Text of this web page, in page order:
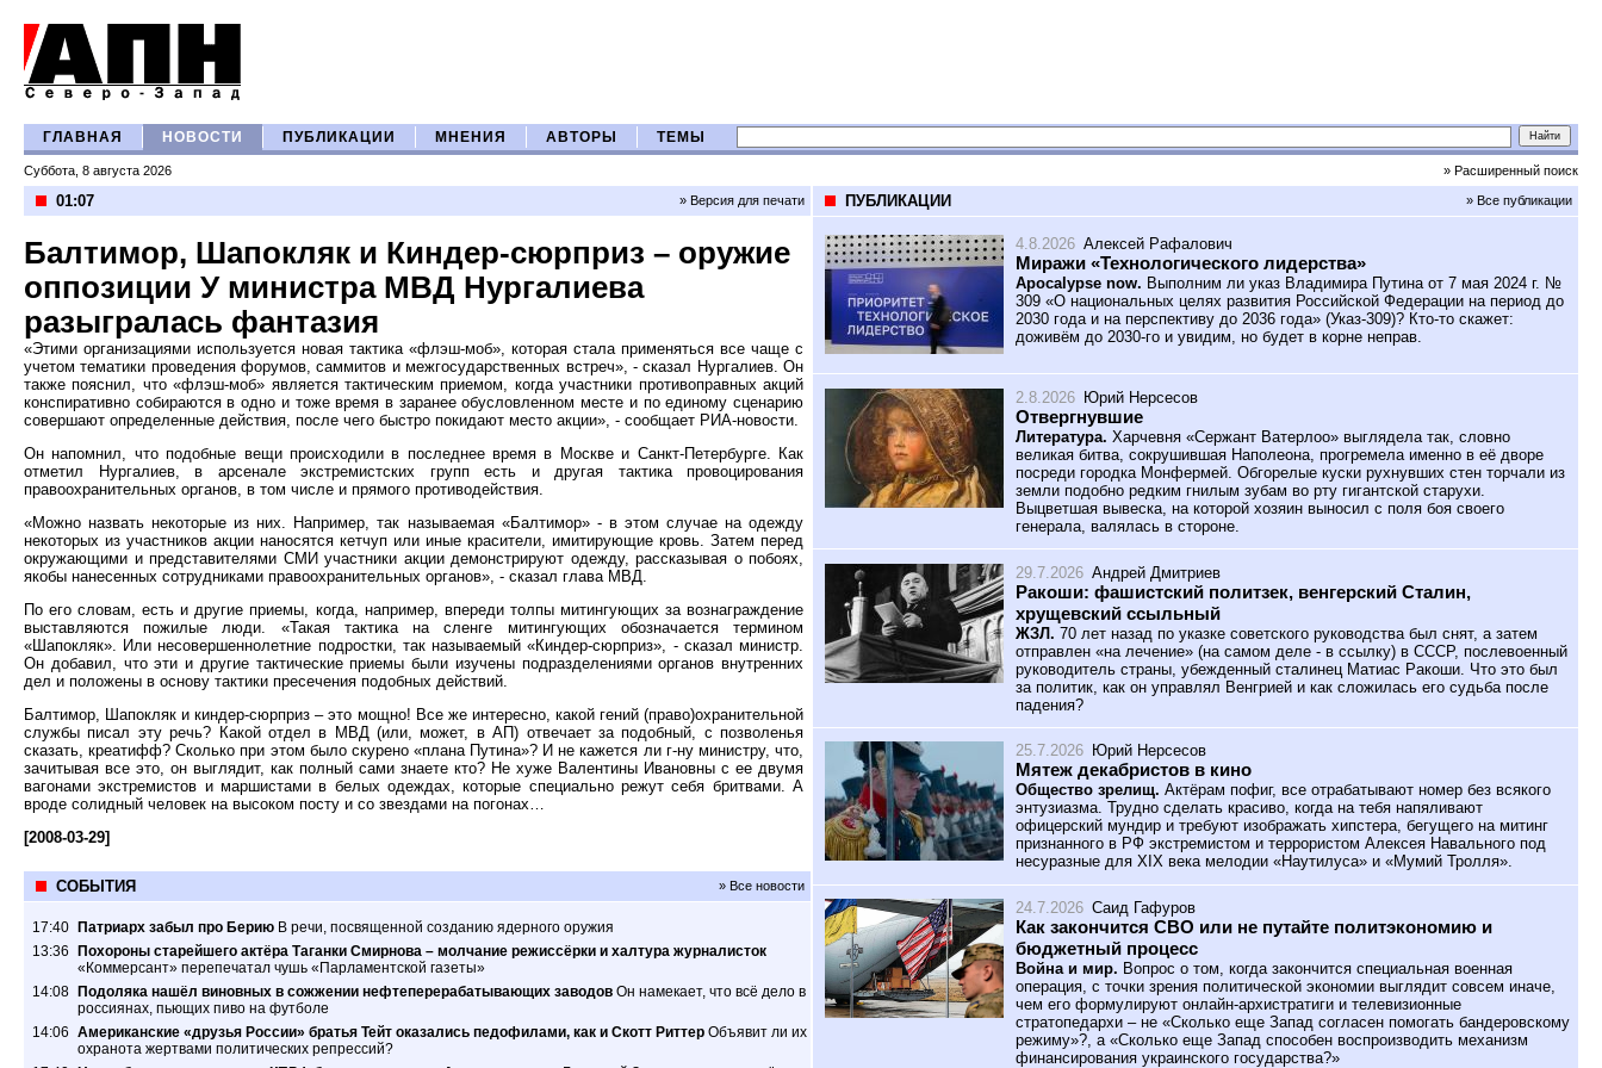
ГЛАВНАЯ НОВОСТИ ПУБЛИКАЦИИ МНЕНИЯ АВТОРЫ ТЕМЫ
Суббота, 8 августа 2026 » Расширенный поиск
01:07 » Версия для печати
Балтимор, Шапокляк и Киндер-сюрприз – оружие
оппозиции У министра МВД Нургалиева
разыгралась фантазия
«Этими организациями используется новая тактика «флэш-моб», которая стала применяться все чаще с
учетом тематики проведения форумов, саммитов и межгосударственных встреч», - сказал Нургалиев. Он
также пояснил, что «флэш-моб» является тактическим приемом, когда участники противоправных акций
конспиративно собираются в одно и тоже время в заранее обусловленном месте и по единому сценарию
совершают определенные действия, после чего быстро покидают место акции», - сообщает РИА-новости.
Он напомнил, что подобные вещи происходили в последнее время в Москве и Санкт-Петербурге. Как
отметил Нургалиев, в арсенале экстремистских групп есть и другая тактика провоцирования
правоохранительных органов, в том числе и прямого противодействия.
«Можно назвать некоторые из них. Например, так называемая «Балтимор» - в этом случае на одежду
некоторых из участников акции наносятся кетчуп или иные красители, имитирующие кровь. Затем перед
окружающими и представителями СМИ участники акции демонстрируют одежду, рассказывая о побоях,
якобы нанесенных сотрудниками правоохранительных органов», - сказал глава МВД.
По его словам, есть и другие приемы, когда, например, впереди толпы митингующих за вознаграждение
выставляются пожилые люди. «Такая тактика на сленге митингующих обозначается термином
«Шапокляк». Или несовершеннолетние подростки, так называемый «Киндер-сюрприз», - сказал министр.
Он добавил, что эти и другие тактические приемы были изучены подразделениями органов внутренних
дел и положены в основу тактики пресечения подобных действий.
Балтимор, Шапокляк и киндер-сюрприз – это мощно! Все же интересно, какой гений (право)охранительной
службы писал эту речь? Какой отдел в МВД (или, может, в АП) отвечает за подобный, с позволенья
сказать, креатифф? Сколько при этом было скурено «плана Путина»? И не кажется ли г-ну министру, что,
зачитывая все это, он выглядит, как полный сами знаете кто? Не хуже Валентины Ивановны с ее двумя
вагонами экстремистов и маршистами в белых одеждах, которые специально режут себя бритвами. А
вроде солидный человек на высоком посту и со звездами на погонах…
[2008-03-29]
СОБЫТИЯ » Все новости
17:40 Патриарх забыл про Берию В речи, посвященной созданию ядерного оружия
13:36
Похороны старейшего актёра Таганки Смирнова – молчание режиссёрки и халтура журналисток
«Коммерсант» перепечатал чушь «Парламентской газеты»
14:08
Подоляка нашёл виновных в сожжении нефтеперерабатывающих заводов Он намекает, что всё дело в
россиянах, пьющих пиво на футболе
14:06 Американские «друзья России» братья Тейт оказались педофилами, как и Скотт Риттер Объявит ли их
охранота жертвами политических репрессий?
ПУБЛИКАЦИИ » Все публикации
4.8.2026 Алексей Рафалович
Миражи «Технологического лидерства»
Apocalypse now. Выполним ли указ Владимира Путина от 7 мая 2024 г. №
309 «О национальных целях развития Российской Федерации на период до
2030 года и на перспективу до 2036 года» (Указ-309)? Кто-то скажет:
доживём до 2030-го и увидим, но будет в корне неправ.
2.8.2026 Юрий Нерсесов
Отвергнувшие
Литература. Харчевня «Сержант Ватерлоо» выглядела так, словно
великая битва, сокрушившая Наполеона, прогремела именно в её дворе
посреди городка Монфермей. Обгорелые куски рухнувших стен торчали из
земли подобно редким гнилым зубам во рту гигантской старухи.
Выцветшая вывеска, на которой хозяин выносил с поля боя своего
генерала, валялась в стороне.
29.7.2026 Андрей Дмитриев
Ракоши: фашистский политзек, венгерский Сталин,
хрущевский ссыльный
ЖЗЛ. 70 лет назад по указке советского руководства был снят, а затем
отправлен «на лечение» (на самом деле - в ссылку) в СССР, послевоенный
руководитель страны, убежденный сталинец Матиас Ракоши. Что это был
за политик, как он управлял Венгрией и как сложилась его судьба после
падения?
25.7.2026 Юрий Нерсесов
Мятеж декабристов в кино
Общество зрелищ. Актёрам пофиг, все отрабатывают номер без всякого
энтузиазма. Трудно сделать красиво, когда на тебя напяливают
офицерский мундир и требуют изображать хипстера, бегущего на митинг
признанного в РФ экстремистом и террористом Алексея Навального под
несуразные для XIX века мелодии «Наутилуса» и «Мумий Тролля».
24.7.2026 Саид Гафуров
Как закончится СВО или не путайте политэкономию и
бюджетный процесс
Война и мир. Вопрос о том, когда закончится специальная военная
операция, с точки зрения политической экономии выглядит совсем иначе,
чем его формулируют онлайн-архистратиги и телевизионные
стратопедархи – не «Сколько еще Запад согласен помогать бандеровскому
режиму»?, а «Сколько еще Запад способен воспроизводить механизм
финансирования украинского государства?»